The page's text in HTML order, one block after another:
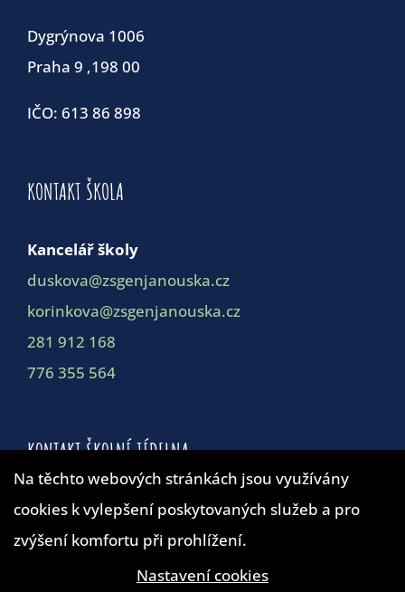
Dygrýnova 1006
Praha 9 ,198 00
IČO: 613 86 898
KONTAKT ŠKOLA
Kancelář školy
duskova@zsgenjanouska.cz
korinkova@zsgenjanouska.cz
281 912 168
776 355 564
KONTAKT ŠKOLNÍ JÍDELNA
Školní jídelna
duskova@zsgenjanouska.cz
Na těchto webových stránkách jsou využívány
cookies k vylepšení poskytovaných služeb a pro
zvýšení komfortu při prohlížení.
Nastavení cookies